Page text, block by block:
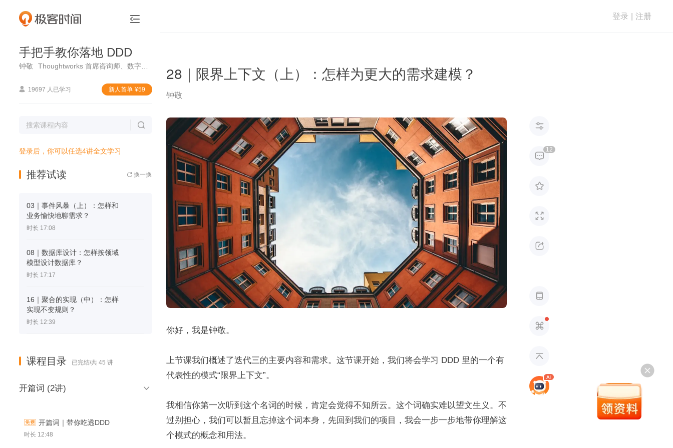

手把手教你落地 DDD
钟敬
 19697 人已学习 新⼈⾸单 ¥59

登录后，你可以任选4讲全文学习
推荐试读  换一换
03｜事件风暴（上）：怎样和
业务愉快地聊需求？
时长 17:08
08｜数据库设计：怎样按领域
模型设计数据库？
时长 17:17
16｜聚合的实现（中）：怎样
实现不变规则？
时长 12:39
课程目录 已完结/共 45 讲
开篇词 (2讲) 
开篇词｜带你吃透DDD
时长 12:48
 手把手教你落地 DDD 登录 注册
28｜限界上下文（上）：怎样为更大的需求建模？
钟敬
你好，我是钟敬。
上节课我们概述了迭代三的主要内容和需求。这节课开始，我们将会学习 DDD 里的一个有
代表性的模式“限界上下文”。
我相信你第一次听到这个名词的时候，肯定会觉得不知所云。这个词确实难以望文生义。不
过别担心，我们可以暂且忘掉这个词本身，先回到我们的项目，我会一步一步地带你理解这
个模式的概念和用法。


12





